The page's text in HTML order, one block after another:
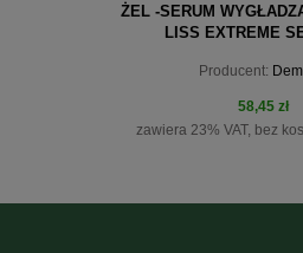
ŻEL -SERUM
LISS EXTREME
Producent:
58,45 zł
zawiera 23% VAT, bez